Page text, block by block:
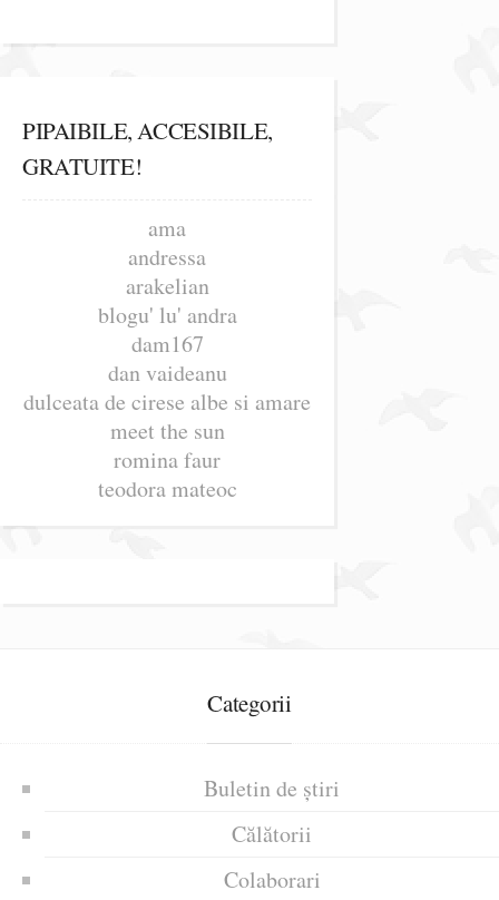
PIPAIBILE, ACCESIBILE,
GRATUITE!
ama
andressa
arakelian
blogu' lu' andra
dam167
dan vaideanu
dulceata de cirese albe si amare
meet the sun
romina faur
teodora mateoc
Categorii
Buletin de știri
Călătorii
Colaborari